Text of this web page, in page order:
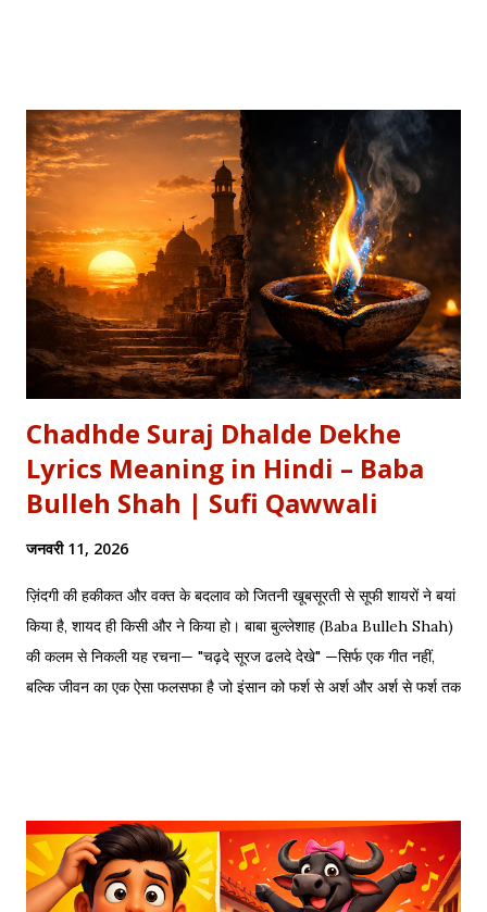
Explore our Best Hindi Poetry Collection for more Veer
Ras Kavitayein. तलवार, धनुष और पैदल सैनिक कुरुक्षेत्र में खड़े हुए, रक्त
पिपासु महारथी इक दूजे सम्मुख अड़े हुए | कई लाख सेना के सम्मुख पांडव पाँच बिचारे
थे, एक तरफ थे योद्धा सब, एक तरफ समय के मारे थे | महा-समर की प्रतिक्षा में सारे
ताक रहे थे जी, और पार्थ के रथ को केशव स्वयं हाँक रहे थे जी || रणभूमि के सभी
नजारे देखन में कुछ खास लगे, माधव ने अर्जुन को देखा, अर्जुन उन्हें उदास लगे | ...
Chadhde Suraj Dhalde Dekhe
Lyrics Meaning in Hindi – Baba
Bulleh Shah | Sufi Qawwali
जनवरी 11, 2026
ज़िंदगी की हकीकत और वक्त के बदलाव को जितनी खूबसूरती से सूफी शायरों ने बयां
किया है, शायद ही किसी और ने किया हो। बाबा बुल्लेशाह (Baba Bulleh Shah)
की कलम से निकली यह रचना— "चढ़दे सूरज ढलदे देखे" —सिर्फ एक गीत नहीं,
बल्कि जीवन का एक ऐसा फलसफा है जो इंसान को फर्श से अर्श और अर्श से फर्श तक
वक्त बदलते देर नहीं लगती। जिस तरह नुसरत फतेह अली खान साहब ने तुम्हें
दिल्लगी भूल जानी पड़ेगी गाकर इश्क़ और इबादत का फर्क समझाया, उसी तरह यह
कलाम हमें 'शुक्र' (Gratitude) का पाठ पढ़ाता है। इस लेख में हम इस कालजयी